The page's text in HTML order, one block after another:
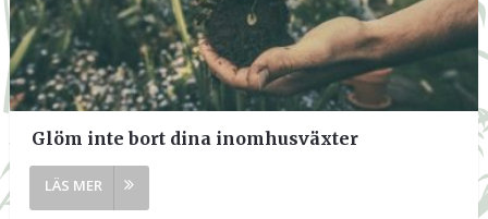
Glöm inte bort dina inomhusväxter